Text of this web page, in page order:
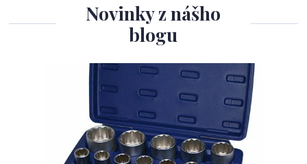
Novinky z nášho
blogu